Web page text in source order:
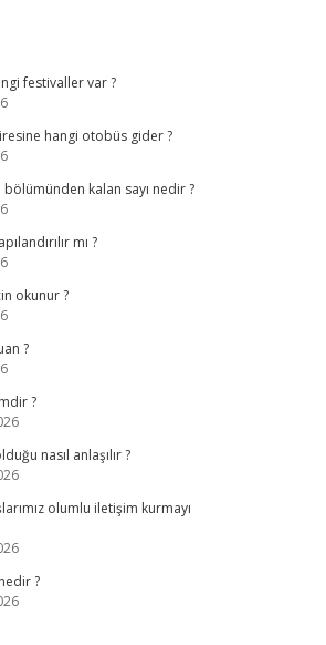
festivaller var ?
hangi otobüs gider ?
bölümünden kalan sayı nedir ?
mı ?
okunur ?
?
?
nasıl anlaşılır ?
olumlu iletişim kurmayı
?